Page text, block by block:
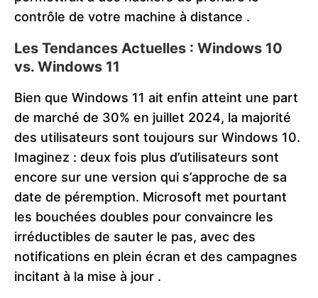
contrôle de votre machine à distance​ .
Les Tendances Actuelles : Windows 10
vs. Windows 11
Bien que Windows 11 ait enfin atteint une part
de marché de 30% en juillet 2024, la majorité
des utilisateurs sont toujours sur Windows 10​​.
Imaginez : deux fois plus d’utilisateurs sont
encore sur une version qui s’approche de sa
date de péremption. Microsoft met pourtant
les bouchées doubles pour convaincre les
irréductibles de sauter le pas, avec des
notifications en plein écran et des campagnes
incitant à la mise à jour​ .